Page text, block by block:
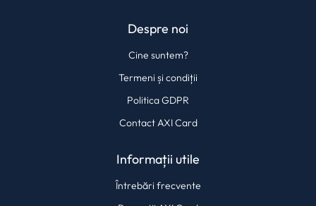
Despre noi
Cine suntem?
Termeni și condiții
Politica GDPR
Contact AXI Card
Informații utile
Întrebări frecvente